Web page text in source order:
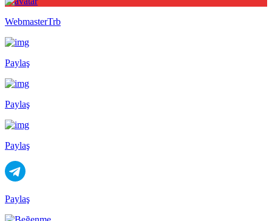
WebmasterTrb
Paylaş
Paylaş
Paylaş
Paylaş